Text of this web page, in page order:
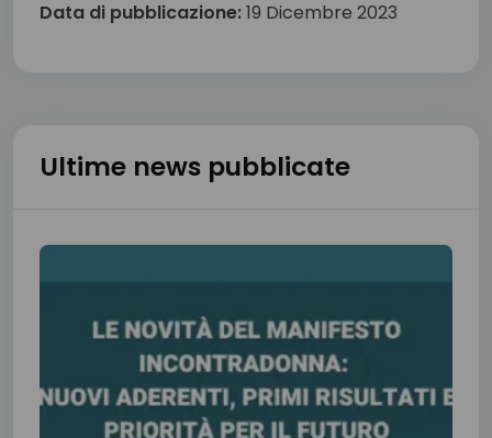
Data di pubblicazione:19 Dicembre 2023
Ultime news pubblicate